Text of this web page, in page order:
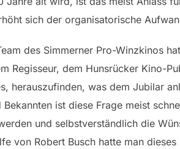
sich der organisatorische
des Simmerner Pro-Winzkinos
Regisseur, dem Hunsrücker Kino-
herauszufinden, was dem Jubilar
Bekannten ist diese Frage meist
und selbstverständlich die
von Robert Busch hatte man